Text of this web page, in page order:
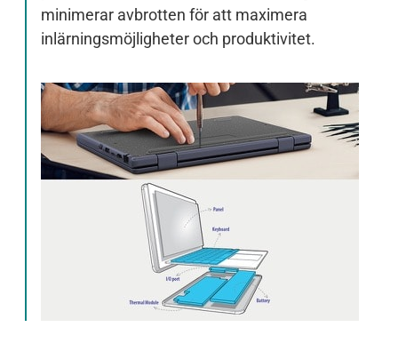
minimerar avbrotten för att maximera
inlärningsmöjligheter och produktivitet.